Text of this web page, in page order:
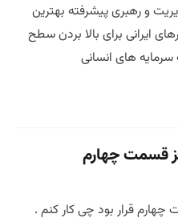
و رهبری پیشرفته بهترین
ایرانی برای بالا بردن سطح
های انسانی
قسمت چهارم
قرار بود چی کار کنم .